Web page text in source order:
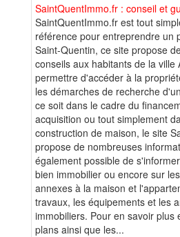
SaintQuentImmo.fr : conseil et
SaintQuentImmo.fr est tout
référence pour entreprendre un
Saint-Quentin, ce site propose
conseils aux habitants de la ville
permettre d'accéder à la
les démarches de recherche
ce soit dans le cadre du
acquisition ou tout simplement
construction de maison, le site
propose de nombreuses
également possible de
bien immobilier ou encore sur
annexes à la maison et
travaux, les équipements et les
immobiliers. Pour en savoir plus
plans ainsi que les...